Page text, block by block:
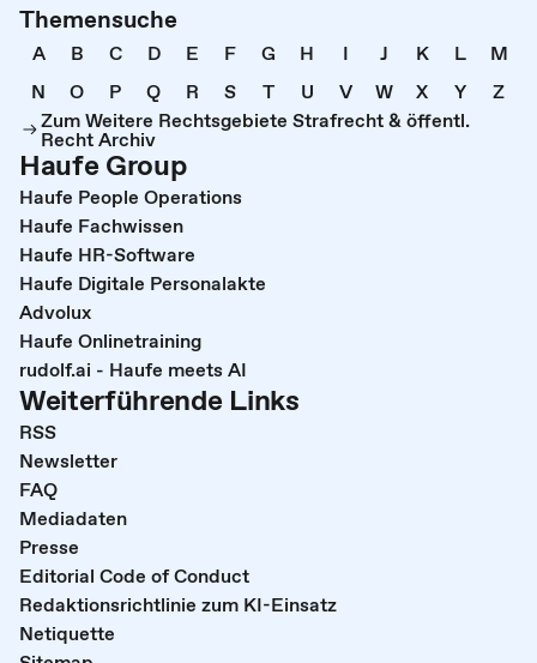
Themensuche
A B C D E F G H I J K L
M
N
O P Q R S T U V W X Y
Z
Zum Weitere Rechtsgebiete Strafrecht & öffentl.
Recht Archiv
Haufe Group
Haufe People Operations
Haufe Fachwissen
Haufe HR-Software
Haufe Digitale Personalakte
Advolux
Haufe Onlinetraining
rudolf.ai - Haufe meets AI
Weiterführende Links
RSS
Newsletter
FAQ
Mediadaten
Presse
Editorial Code of Conduct
Redaktionsrichtlinie zum KI-Einsatz
Netiquette